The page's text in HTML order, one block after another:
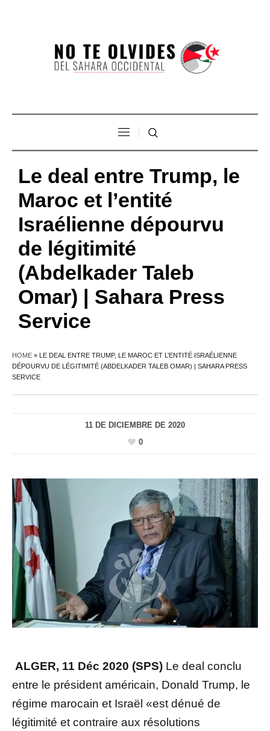
Le deal entre Trump, le
Maroc et l’entité
Israélienne dépourvu
de légitimité
(Abdelkader Taleb
Omar) | Sahara Press
Service
HOME » LE DEAL ENTRE TRUMP, LE MAROC ET L’ENTITÉ ISRAÉLIENNE
DÉPOURVU DE LÉGITIMITÉ (ABDELKADER TALEB OMAR) | SAHARA PRESS
SERVICE
11 DE DICIEMBRE DE 2020
0
ALGER, 11 Déc 2020 (SPS) Le deal conclu
entre le président américain, Donald Trump, le
régime marocain et Israël «est dénué de
légitimité et contraire aux résolutions